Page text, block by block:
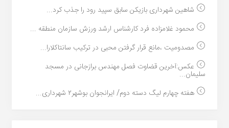
شاهین شهرداری بازیکن سابق سپید رود را جذب کرد...
محمود غلامزاده فرد کارشناس ارشد ورزش سازمان منطقه ...
مصدومیت ،مانع قرار گرفتن محبی در ترکیب سانتاکلارا...
عکس:آخرین قضاوت فصل مهندس برازجانی در مسجد
سلیمان...
هفته چهارم لیگ دسته دوم/ ایرانجوان بوشهر۲ شهرداری...